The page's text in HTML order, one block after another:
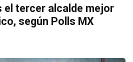
el tercer alcalde mejor
según Polls MX